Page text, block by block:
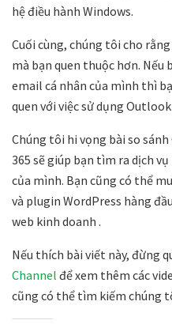
hệ điều hành Windows.
Cuối cùng, chúng tôi cho
mà bạn quen thuộc hơn. Nếu
email cá nhân của mình thì
quen với việc sử dụng
Chúng tôi hi vọng bài so sánh
365 sẽ giúp bạn tìm ra dịch
của mình. Bạn cũng có thể
và plugin WordPress hàng
web kinh doanh .
Nếu thích bài viết này, đừng
Channel để xem thêm các
cũng có thể tìm kiếm chúng